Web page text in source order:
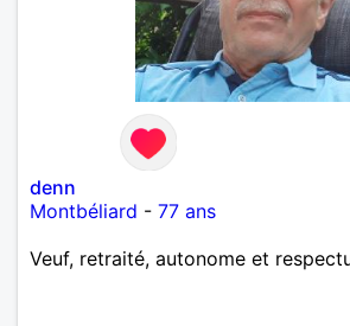
denn
Montbéliard - 77 ans
Veuf, retraité, autonome et